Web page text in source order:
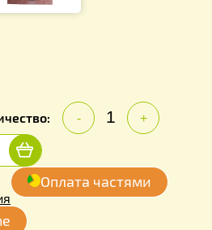
- +
Оплата частями